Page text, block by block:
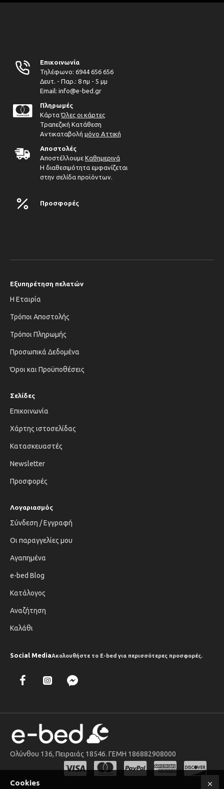
Επικοινωνία
Τηλέφωνο: 6944 656 656
Δευτ. - Παρ.: 8 πμ - 5 μμ
Email: info@e-bed.gr
Πληρωμές
ΚάρταΌλες οι κάρτες
Τραπεζική Κατάθεση
Αντικαταβολή μόνο Αττική
Αποστολές
Αποστέλλουμε Καθημερινά
Η διαθεσιμότητα εμφανίζεται
στην σελίδα προϊόντων.
Προσφορές
Εξυπηρέτηση πελατών
Η Εταιρία
Τρόποι Αποστολής
Τρόποι Πληρωμής
Προσωπικά Δεδομένα
Όροι και Προϋποθέσεις
Σελίδες
Επικοινωνία
Χάρτης ιστοσελίδας
Κατασκευαστές
Newsletter
Προσφορές
Λογαριασμός
Σύνδεση / Εγγραφή
Οι παραγγελίες μου
Αγαπημένα
e-bed Blog
Κατάλογος
Αναζήτηση
Καλάθι
Social MediaΑκολουθήστε το E-bed για περισσότερες προσφορές.
Ολύνθου 136, Πειραιάς 18546. ΓΕΜΗ 186882908000
Cookies